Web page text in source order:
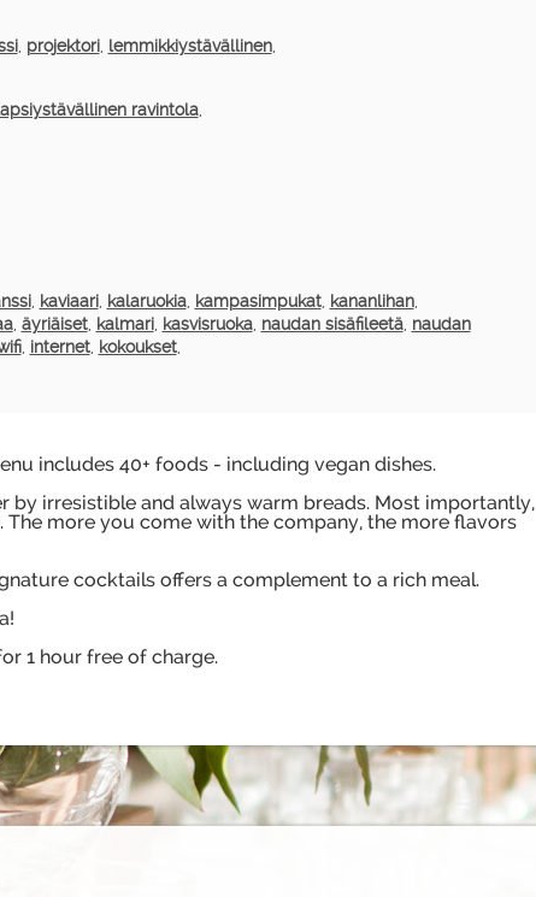
, projektori, lemmikkiystävällinen,
ravintola,
, kaviaari, kalaruokia, kampasimpukat, kananlihan,
, äyriäiset, kalmari, kasvisruoka, naudan sisäfileetä, naudan
, internet, kokoukset,
includes 40+ foods - including vegan dishes.
irresistible and always warm breads. Most importantly,
The more you come with the company, the more flavors
cocktails offers a complement to a rich meal.
1 hour free of charge.